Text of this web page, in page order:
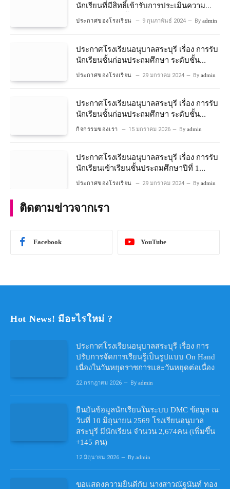
นักเรียนที่มีสิทธิ์เข้ารับการประเมินความ
พร้อมเข้าเรียนชั้นประถมศึกษาปีที่ 1
ประกาศของโรงเรียน 9 กุมภาพันธ์ 2024 By admin
ประกาศโรงเรียนอนุบาลสระบุรี เรื่อง การรับ
นักเรียนชั้นก่อนประถมศึกษา ระดับชั้น
ประกาศของโรงเรียน 29 มกราคม 2024 By admin
ประกาศโรงเรียนอนุบาลสระบุรี เรื่อง การรับ
นักเรียนชั้นก่อนประถมศึกษา ระดับชั้น
อนุบาลปีที่ ๒ ประจำปีการศึกษา ๒๕๖๙
กิจกรรมของเรา 15 มกราคม 2026 By admin
ประกาศโรงเรียนอนุบาลสระบุรี เรื่อง การรับ
นักเรียนเข้าเรียนชั้นประถมศึกษาปีที่ 1
โครงการห้องเรียนพิเศษ วิทยาศาสตร์ และ
ประกาศของโรงเรียน 29 มกราคม 2024 By admin
ติดตามข่าวจากเรา
Facebook YouTube
Hot News! มีอะไรใหม่ ?
ประกาศโรงเรียนอนุบาลสระบุรี เรื่อง การ
ปรับการจัดการเรียนรู้เป็นรูปแบบ On Hand
เนื่องในวันหยุดราชการและวันหยุดต่อเนื่อง
22 กรกฎาคม 2026 By admin
ยืนยันข้อมูลนักเรียนในระบบ DMC ข้อมูล ณ
วันที่ 10 มิถุนายน 2569 โรงเรียนอนุบาล
สระบุรี มีนักเรียน จำนวน 2,674คน (เพิ่มขึ้น
+145 คน)
12 มิถุนายน 2026 By admin
ขอแสดงความยินดีกับ นางสาวณัฐนันท์ ทอง